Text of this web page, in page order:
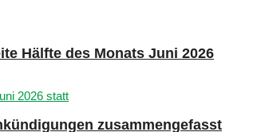
Hälfte des Monats Juni 2026
zusammengefasst